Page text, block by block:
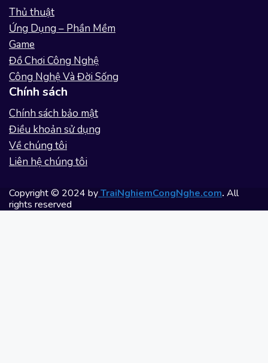
Thủ thuật
Ứng Dụng – Phần Mềm
Game
Đồ Chơi Công Nghệ
Công Nghệ Và Đời Sống
Chính sách
Chính sách bảo mật
Điều khoản sử dụng
Về chúng tôi
Liên hệ chúng tôi
Copyright © 2024 byTraiNghiemCongNghe.com. All
rights reserved